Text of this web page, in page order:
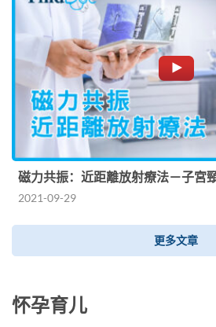
磁力共振：近距離放射療法－子宮
2021-09-29
更多文章
怀孕育儿